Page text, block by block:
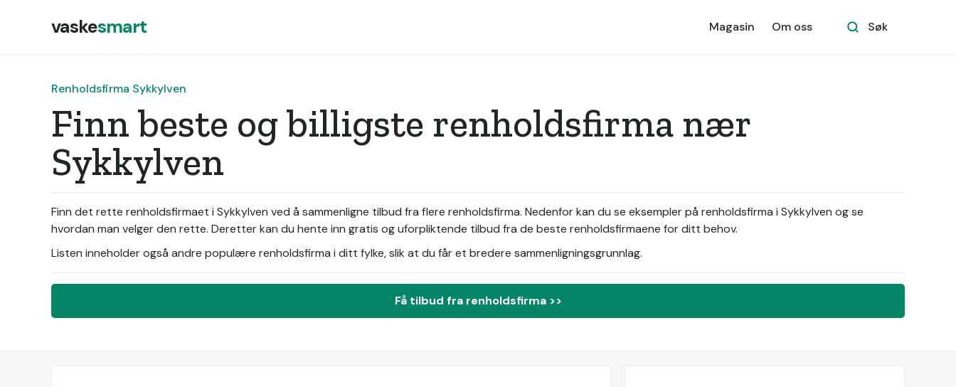
vaskesmart Magasin Om oss Søk
Renholdsfirma Sykkylven
Finn beste og billigste renholdsfirma nær
Sykkylven
Finn det rette renholdsfirmaet i Sykkylven ved å sammenligne tilbud fra flere renholdsfirma. Nedenfor kan du se eksempler på renholdsfirma i Sykkylven og se
hvordan man velger den rette. Deretter kan du hente inn gratis og uforpliktende tilbud fra de beste renholdsfirmaene for ditt behov.
Listen inneholder også andre populære renholdsfirma i ditt fylke, slik at du får et bredere sammenligningsgrunnlag.
Få tilbud fra renholdsfirma >>